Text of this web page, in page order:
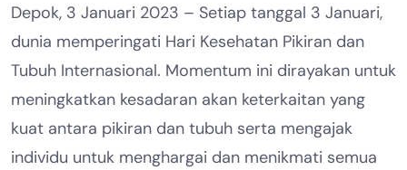
Depok, 3 Januari 2023 – Setiap tanggal 3 Januari,
dunia memperingati Hari Kesehatan Pikiran dan
Tubuh Internasional. Momentum ini dirayakan untuk
meningkatkan kesadaran akan keterkaitan yang
kuat antara pikiran dan tubuh serta mengajak
individu untuk menghargai dan menikmati semua